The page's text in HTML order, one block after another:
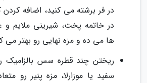
در فر برشته می کنید، اضافه
در خاتمه پخت، شیرینی ملایم و
ها می ده و مزه نهایی رو بهتر می
ریختن چند قطره سس بالزامیک
سفید یا موزارلا، مزه پنیر رو